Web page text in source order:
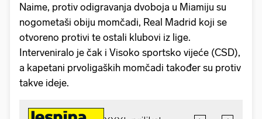
Naime, protiv odigravanja dvoboja u Miamiju su
nogometaši obiju momčadi, Real Madrid koji se
otvoreno protivi te ostali klubovi iz lige.
Interveniralo je čak i Visoko sportsko vijeće (CSD),
a kapetani prvoligaških momčadi također su protiv
takve ideje.